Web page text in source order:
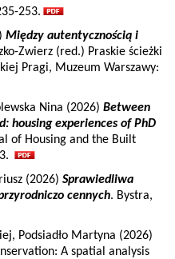
253.
Między autentycznością i
Zwierz (red.) Praskie ścieżki
Pragi, Muzeum Warszawy:
Nina (2026) Between
housing experiences of PhD
of Housing and the Built
(2026) Sprawiedliwa
cennych. Bystra,
Podsiadło Martyna (2026)
A spatial analysis